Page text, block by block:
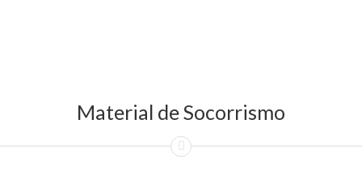
Material de Socorrismo